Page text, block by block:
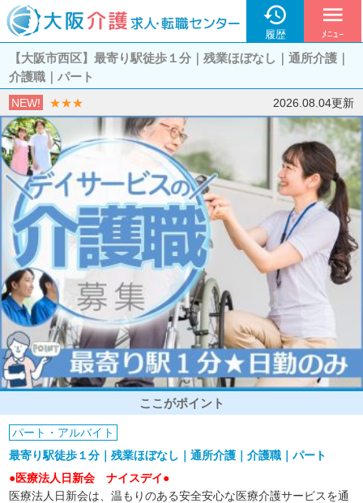

履歴
menu
ﾒﾆｭｰ
【大阪市西区】最寄り駅徒歩１分｜残業ほぼなし｜通所介護｜
介護職｜パート
NEW! ★★★ 2026.08.04更新
ここがポイント
パート・アルバイト
最寄り駅徒歩１分｜残業ほぼなし｜通所介護｜介護職｜パート
●医療法人日新会 ナイスデイ●
医療法人日新会は、温もりのある安全安心な医療介護サービスを通